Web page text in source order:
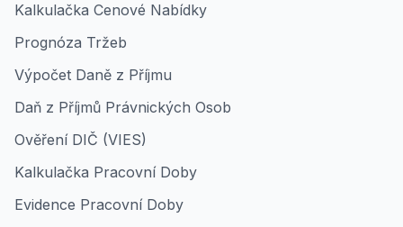
Kalkulačka Cenové Nabídky
Prognóza Tržeb
Výpočet Daně z Příjmu
Daň z Příjmů Právnických Osob
Ověření DIČ (VIES)
Kalkulačka Pracovní Doby
Evidence Pracovní Doby